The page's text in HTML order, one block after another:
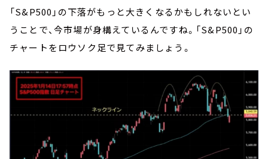
「S&P500」の下落がもっと大きくなるかもしれないとい
うことで、今市場が身構えているんですね。「S&P500」の
チャートをロウソク足で見てみましょう。